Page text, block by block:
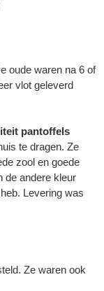
oude waren na 6 of
vlot geleverd
pantoffels
te dragen. Ze
zool en goede
de andere kleur
Levering was
Ze waren ook